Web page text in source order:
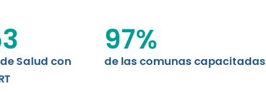
MDPA
Salud con
de las comunas capacitadas
97%